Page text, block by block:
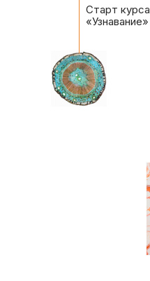
Старт курса
«Узнавание»